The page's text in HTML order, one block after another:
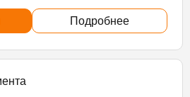
Подробнее